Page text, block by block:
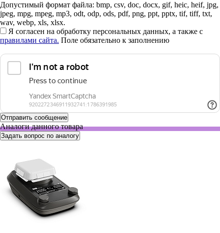
Допустимый формат файла: bmp, csv, doc, docx, gif, heic, heif, jpg,
jpeg, mpg, mpeg, mp3, odt, odp, ods, pdf, png, ppt, pptx, tif, tiff, txt,
wav, webp, xls, xlsx.
Я согласен на обработку персональных данных, а также с
правилами сайта. Поле обязательно к заполнению
Аналоги данного товара
Задать вопрос по аналогу